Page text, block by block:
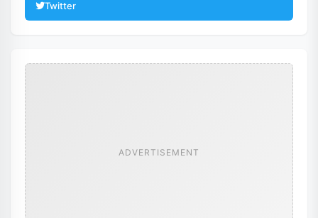
Twitter
ADVERTISEMENT